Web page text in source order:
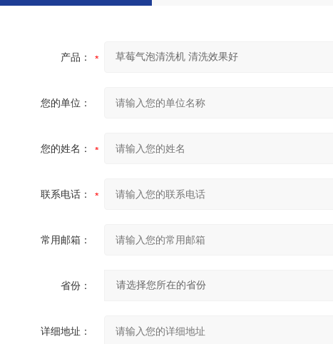
产品：
您的单位：
您的姓名：
联系电话：
常用邮箱：
省份：
详细地址：